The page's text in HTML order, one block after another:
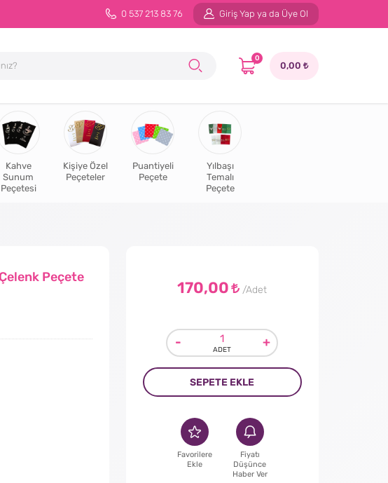
0 537 213 83 76 Giriş Yap ya da Üye Ol
0
0,00
Kahve
Sunum
Peçetesi
Kişiye Özel
Peçeteler
Puantiyeli
Peçete
Yılbaşı
Temalı
Peçete
Peçete
170,00
- +
SEPETE EKLE
Favorilere
Ekle
Fiyatı
Düşünce
Haber Ver